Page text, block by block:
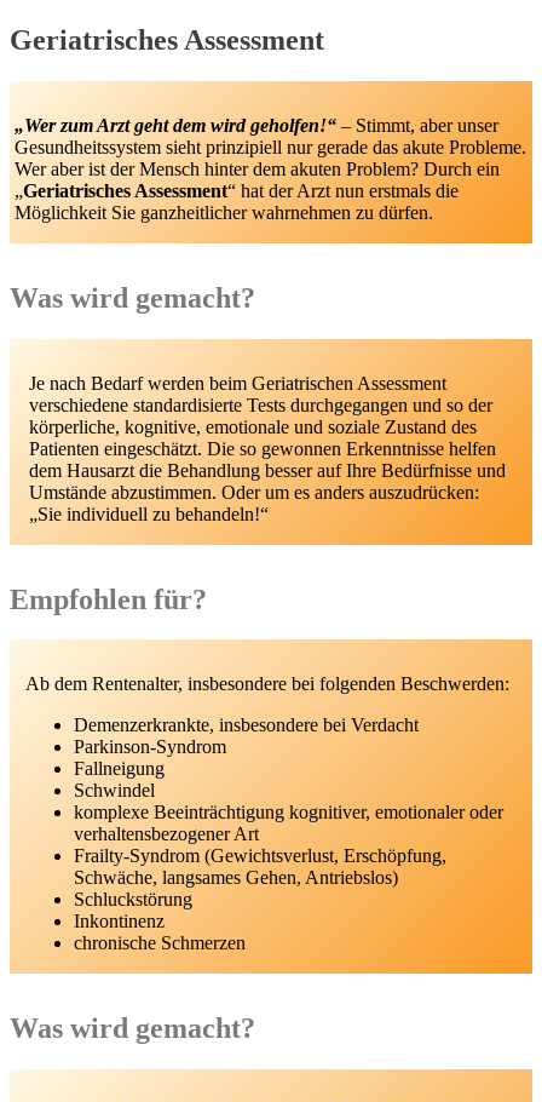
Geriatrisches Assessment
„Wer zum Arzt geht dem wird geholfen!“ – Stimmt, aber unser
Gesundheitssystem sieht prinzipiell nur gerade das akute Probleme.
Wer aber ist der Mensch hinter dem akuten Problem? Durch ein
„Geriatrisches Assessment“ hat der Arzt nun erstmals die
Möglichkeit Sie ganzheitlicher wahrnehmen zu dürfen.
Was wird gemacht?
Je nach Bedarf werden beim Geriatrischen Assessment
verschiedene standardisierte Tests durchgegangen und so der
körperliche, kognitive, emotionale und soziale Zustand des
Patienten eingeschätzt. Die so gewonnen Erkenntnisse helfen
dem Hausarzt die Behandlung besser auf Ihre Bedürfnisse und
Umstände abzustimmen. Oder um es anders auszudrücken:
„Sie individuell zu behandeln!“
Empfohlen für?
Ab dem Rentenalter, insbesondere bei folgenden Beschwerden:
Demenzerkrankte, insbesondere bei Verdacht
Parkinson-Syndrom
Fallneigung
Schwindel
komplexe Beeinträchtigung kognitiver, emotionaler oder
verhaltensbezogener Art
Frailty-Syndrom (Gewichtsverlust, Erschöpfung,
Schwäche, langsames Gehen, Antriebslos)
Schluckstörung
Inkontinenz
chronische Schmerzen
Was wird gemacht?